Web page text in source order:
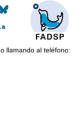
llamando al teléfono: